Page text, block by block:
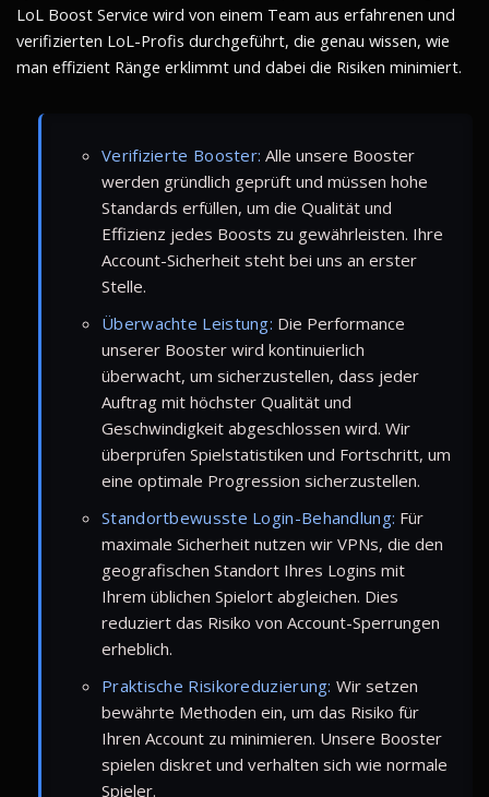
LoL Boost Service wird von einem Team aus erfahrenen und
verifizierten LoL-Profis durchgeführt, die genau wissen, wie
man effizient Ränge erklimmt und dabei die Risiken minimiert.
Verifizierte Booster: Alle unsere Booster
werden gründlich geprüft und müssen hohe
Standards erfüllen, um die Qualität und
Effizienz jedes Boosts zu gewährleisten. Ihre
Account-Sicherheit steht bei uns an erster
Stelle.
Überwachte Leistung: Die Performance
unserer Booster wird kontinuierlich
überwacht, um sicherzustellen, dass jeder
Auftrag mit höchster Qualität und
Geschwindigkeit abgeschlossen wird. Wir
überprüfen Spielstatistiken und Fortschritt, um
eine optimale Progression sicherzustellen.
Standortbewusste Login-Behandlung: Für
maximale Sicherheit nutzen wir VPNs, die den
geografischen Standort Ihres Logins mit
Ihrem üblichen Spielort abgleichen. Dies
reduziert das Risiko von Account-Sperrungen
erheblich.
Praktische Risikoreduzierung: Wir setzen
bewährte Methoden ein, um das Risiko für
Ihren Account zu minimieren. Unsere Booster
spielen diskret und verhalten sich wie normale
Spieler.